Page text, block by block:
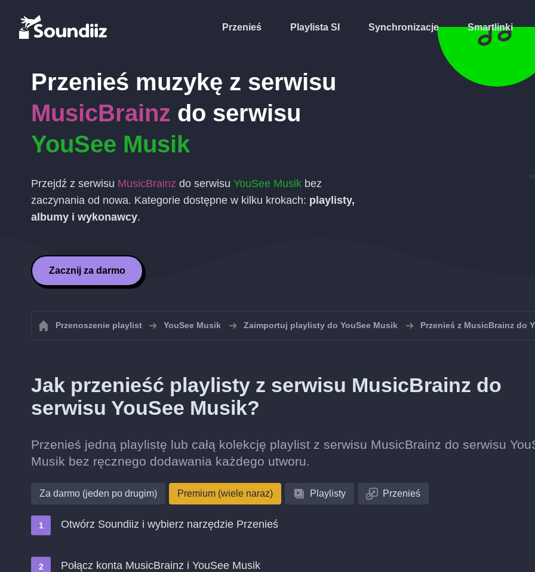
Przenieś Playlista SI Synchronizacje Smartlinki
Przenieś muzykę z serwisu
MusicBrainz do serwisu
YouSee Musik
Przejdź z serwisu MusicBrainz do serwisu YouSee Musik bez
zaczynania od nowa. Kategorie dostępne w kilku krokach: playlisty,
albumy i wykonawcy.
Zacznij za darmo
Przenoszenie playlist YouSee Musik Zaimportuj playlisty do YouSee Musik Przenieś z MusicBrainz do
Jak przenieść playlisty z serwisu MusicBrainz do
serwisu YouSee Musik?
Przenieś jedną playlistę lub całą kolekcję playlist z serwisu MusicBrainz do serwisu
Musik bez ręcznego dodawania każdego utworu.
Za darmo (jeden po drugim) Premium (wiele naraz) Playlisty Przenieś
Otwórz Soundiiz i wybierz narzędzie Przenieś
Połącz konta MusicBrainz i YouSee Musik